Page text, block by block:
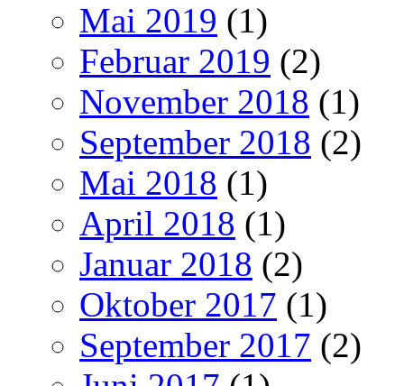
Mai 2019 (1)
Februar 2019 (2)
November 2018 (1)
September 2018 (2)
Mai 2018 (1)
April 2018 (1)
Januar 2018 (2)
Oktober 2017 (1)
September 2017 (2)